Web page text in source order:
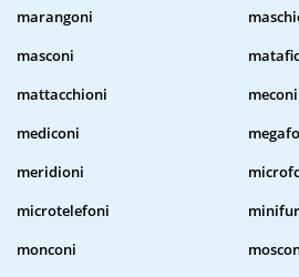
marangoni
masconi
mattacchioni
meconi
mediconi
meridioni
microtelefoni
monconi